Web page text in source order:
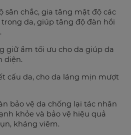
săn chắc, gia tăng mật độ các
trong da, giúp tăng độ đàn hồi
giữ ẩm tối ưu cho da giúp da
diện.
cấu da, cho da láng mịn mượt
bảo vệ da chống lại tác nhân
khỏe và bảo vệ hiệu quả
kháng viêm.